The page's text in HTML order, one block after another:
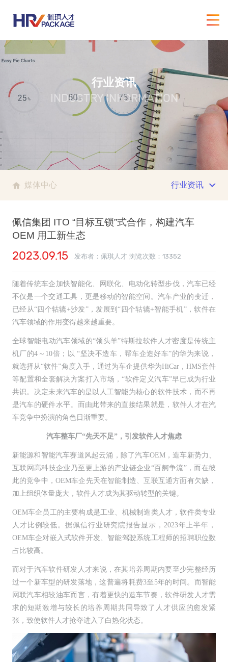
行业资讯
INDUSTRY INFORMATION
媒体中心 行业资讯
佩信集团 ITO “目标互锁”式合作，构建汽车
OEM 用工新生态
2023.09.15 发布者：佩琪人才 浏览次数： 13352
随着传统车企加快智能化、网联化、电动化转型步伐，汽车已经
不仅是一个交通工具，更是移动的智能空间。汽车产业的变迁，
已经从“四个轱辘+沙发”，发展到“四个轱辘+智能手机”，软件在
汽车领域的作用变得越来越重要。
全球智能电动汽车领域的“领头羊”特斯拉软件人才密度是传统主
机厂的4～10倍；以 “坚决不造车，帮车企造好车”的华为来说，
就选择从“软件”角度入手，通过为车企提供华为HiCar，HMS套件
等配置和全套解决方案打入市场，“软件定义汽车”早已成为行业
共识。决定未来汽车的是以人工智能为核心的软件技术，而不再
是汽车的硬件水平。而由此带来的直接结果就是，软件人才在汽
车竞争中扮演的角色日渐重要。
汽车整车厂“先天不足”，引发软件人才焦虑
新能源和智能汽车赛道风起云涌，除了汽车OEM，造车新势力、
互联网高科技企业乃至更上游的产业链企业“百舸争流”，而在彼
此的竞争中，OEM车企先天在智能制造、互联互通方面有欠缺，
加上组织体量庞大，软件人才成为其驱动转型的关键。
OEM车企员工的主要构成是工业、机械制造类人才，软件类专业
人才比例较低。据佩信行业研究院报告显示，2023年上半年，
OEM车企对嵌入式软件开发、智能驾驶系统工程师的招聘职位数
占比较高。
而对于汽车软件研发人才来说，在其培养周期内要至少完整经历
过一个新车型的研发落地，这普遍将耗费3至5年的时间。而智能
网联汽车相较油车而言，有着更快的造车节奏，软件研发人才需
求的短期激增与较长的培养周期共同导致了人才供应的愈发紧
张，致使软件人才抢夺进入了白热化状态。